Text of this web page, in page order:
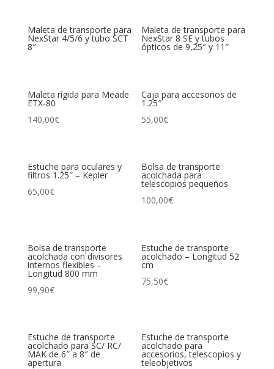
Maleta de transporte para
NexStar 4/5/6 y tubo SCT
8″
Maleta de transporte para
NexStar 8 SE y tubos
ópticos de 9,25″ y 11″
Maleta rígida para Meade
ETX-80
140,00€
Caja para accesorios de
1.25″
55,00€
Estuche para oculares y
filtros 1.25″ – Kepler
65,00€
Bolsa de transporte
acolchada para
telescopios pequeños
100,00€
Bolsa de transporte
acolchada con divisores
internos flexibles –
Longitud 800 mm
99,90€
Estuche de transporte
acolchado – Longitud 52
cm
75,50€
Estuche de transporte
acolchado para SC/ RC/
MAK de 6″ a 8″ de
apertura
Estuche de transporte
acolchado para
accesorios, telescopios y
teleobjetivos